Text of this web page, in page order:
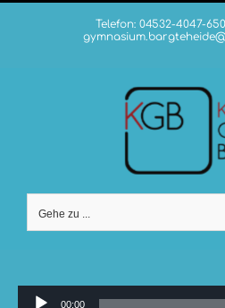
Telefon: 04532-4047-650
Gehe zu ...
Audio-00:00